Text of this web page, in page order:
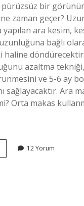
bir
zaman geçer?
ara kesim,
bağlı
haline
azaltma tekniği,
ve 5-6 ay
sağlayacaktır. Ara
Orta makas
12 Yorum